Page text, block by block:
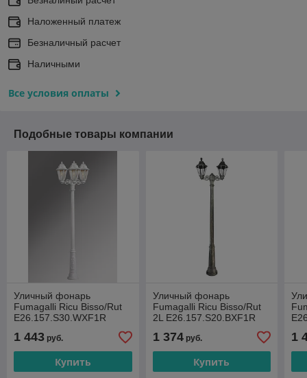
Наложенный платеж
Безналичный расчет
Наличными
Все условия оплаты
Подобные товары компании
Уличный фонарь
Fumagalli Ricu Bisso/Rut
E26.157.S30.WXF1R
1 443 руб.
Купить
Уличный фонарь
Fumagalli Ricu Bisso/Rut
2L E26.157.S20.BXF1R
1 374руб.
Купить
1